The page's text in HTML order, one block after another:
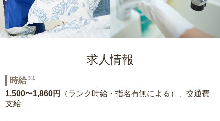
求人情報
時給 ※1
1,500〜1,860円
（ランク時給・指名有無による）、交通費
支給